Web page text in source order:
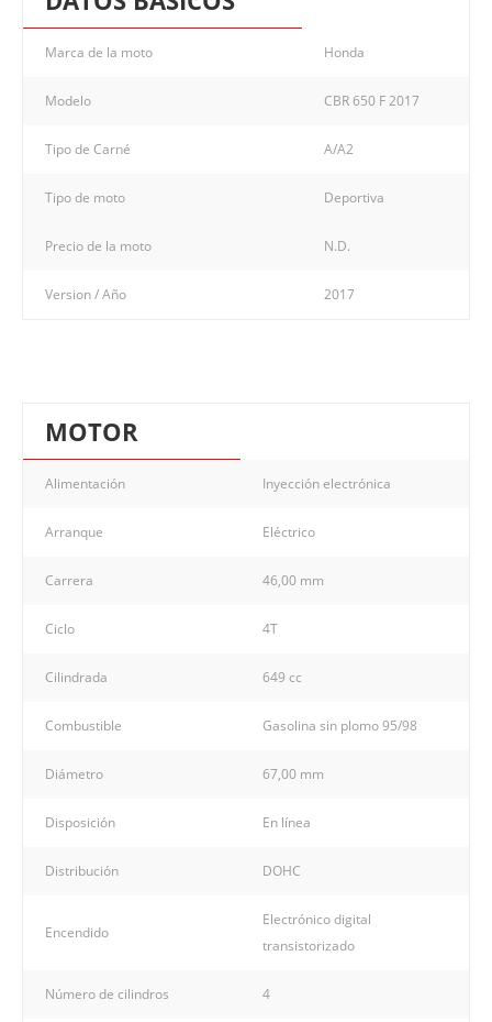
Marca de la moto Honda
Modelo CBR 650 F 2017
Tipo de Carné A/A2
Tipo de moto Deportiva
Precio de la moto N.D.
Version / Año 2017
MOTOR
Alimentación Inyección electrónica
Arranque Eléctrico
Carrera 46,00 mm
Ciclo 4T
Cilindrada 649 cc
Combustible Gasolina sin plomo 95/98
Diámetro 67,00 mm
Disposición En línea
Distribución DOHC
Encendido
Electrónico digital
transistorizado
Número de cilindros 4